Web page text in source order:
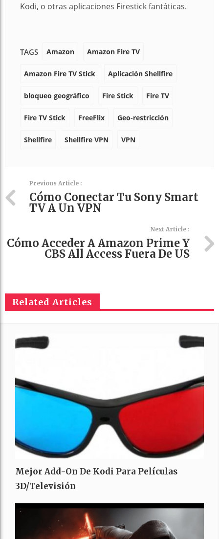
Kodi, o otras aplicaciones Firestick fantáticas.
TAGS Amazon Amazon Fire TV
Amazon Fire TV Stick Aplicación Shellfire
bloqueo geográfico Fire Stick Fire TV
Fire TV Stick FreeFlix Geo-restricción
Shellfire Shellfire VPN VPN
Previous Article :
Cómo Conectar Tu Sony Smart
TV A Un VPN
Next Article :
Cómo Acceder A Amazon Prime Y
CBS All Access Fuera De US
Related Articles
Mejor Add-On De Kodi Para Películas
3D/Televisión